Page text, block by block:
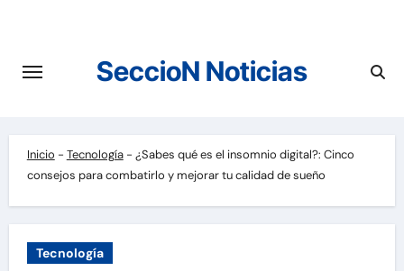
contenido
SeccioN Noticias
Inicio - Tecnología- ¿Sabes qué es el insomnio digital?: Cinco
consejos para combatirlo y mejorar tu calidad de sueño
Tecnología